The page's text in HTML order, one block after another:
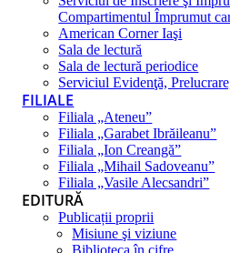
Compartimentul Împrumut
American Corner Iaşi
Sala de lectură
Sala de lectură periodice
Serviciul Evidenţă,
FILIALE
Filiala „Ateneu”
Filiala „Garabet Ibrăileanu”
Filiala „Ion Creangă”
Filiala „Mihail Sadoveanu”
Filiala „Vasile Alecsandri”
EDITURĂ
Publicații proprii
Misiune şi viziune
Biblioteca în cifre